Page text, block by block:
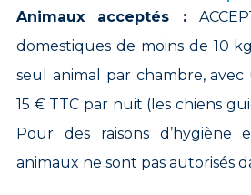
Animaux acceptés :
domestiques de moins de 10
seul animal par chambre,
15 € TTC par nuit (les chiens
Pour des raisons d’hygiène
animaux ne sont pas autorisés